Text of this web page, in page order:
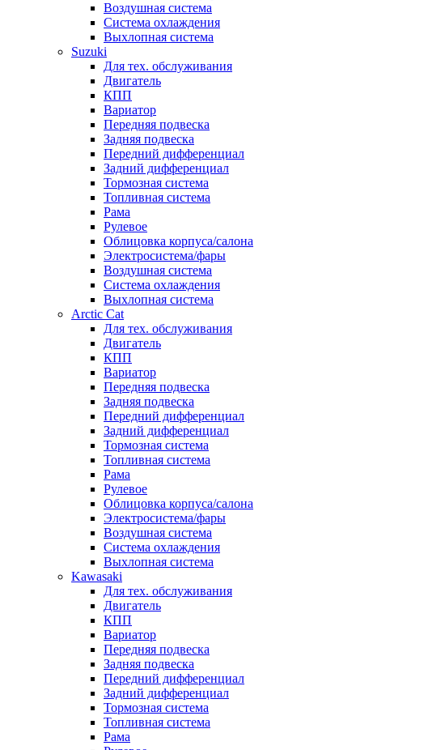
Воздушная система
Система охлаждения
Выхлопная система
Suzuki
Для тех. обслуживания
Двигатель
КПП
Вариатор
Передняя подвеска
Задняя подвеска
Передний дифференциал
Задний дифференциал
Тормозная система
Топливная система
Рама
Рулевое
Облицовка корпуса/салона
Электросистема/фары
Воздушная система
Система охлаждения
Выхлопная система
Arctic Cat
Для тех. обслуживания
Двигатель
КПП
Вариатор
Передняя подвеска
Задняя подвеска
Передний дифференциал
Задний дифференциал
Тормозная система
Топливная система
Рама
Рулевое
Облицовка корпуса/салона
Электросистема/фары
Воздушная система
Система охлаждения
Выхлопная система
Kawasaki
Для тех. обслуживания
Двигатель
КПП
Вариатор
Передняя подвеска
Задняя подвеска
Передний дифференциал
Задний дифференциал
Тормозная система
Топливная система
Рама